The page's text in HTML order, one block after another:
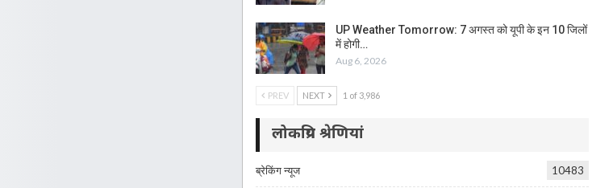
UP Weather Tomorrow: 7 अगस्त को यूपी के इन 10 जिलों
में होगी…
Aug 6, 2026
PREV NEXT 1 of 3,986
लोकप्रिय श्रेणियां
ब्रेकिंग न्यूज 10483